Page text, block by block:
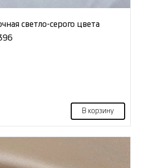
светло-серого цвета
В корзину